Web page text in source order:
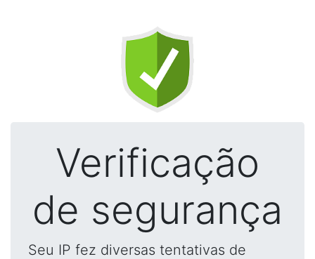
Verificação
de segurança
Seu IP fez diversas tentativas de